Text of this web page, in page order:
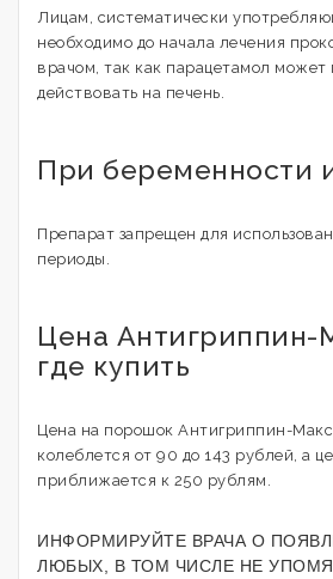
Лицам, систематически
необходимо до начала лечения
врачом, так как парацетамол
действовать на печень.
При беременности
Препарат запрещен для
периоды.
Цена Антигриппин-
где купить
Цена на порошок Антигриппин-
колеблется от 90 до 143 рублей, а
приближается к 250 рублям.
ИНФОРМИРУЙТЕ ВРАЧА О
ЛЮБЫХ, В ТОМ ЧИСЛЕ НЕ